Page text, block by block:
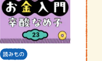
読みもの